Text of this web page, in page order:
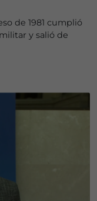
de 1981 cumplió
y salió de